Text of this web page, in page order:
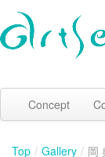
Concept
Top / Gallery / 岡